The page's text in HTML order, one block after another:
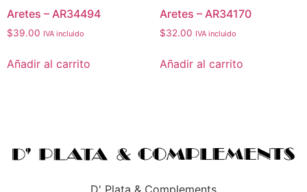
Aretes – AR34494
$39.00 IVA incluido
Añadir al carrito
Aretes – AR34170
$32.00 IVA incluido
Añadir al carrito